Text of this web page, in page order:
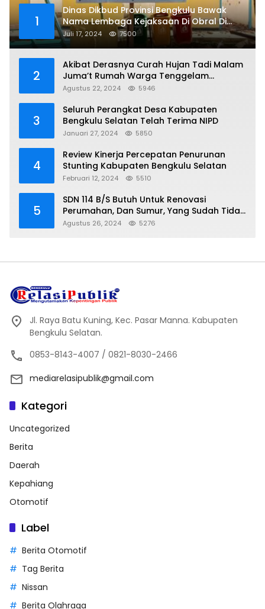
1
Dinas Dikbud Provinsi Bengkulu Bawak
Nama Lembaga Kejaksaan Di Obral Di
Papan Nama Proyek, Ada Apa?
Juli 17, 2024 7500
2
Akibat Derasnya Curah Hujan Tadi Malam
Juma’t Rumah Warga Tenggelam
Mencapai Dua Miter
Agustus 22, 2024 5946
3
Seluruh Perangkat Desa Kabupaten
Januari 27, 2024 5850
4
Review Kinerja Percepatan Penurunan
Februari 12, 2024 5510
5
SDN 114 B/S Butuh Untuk Renovasi
Perumahan, Dan Sumur, Yang Sudah Tidak
Layak Lagi Di Gunakan
Agustus 26, 2024 5276
Jl. Raya Batu Kuning, Kec. Pasar Manna. Kabupaten
Bengkulu Selatan.
0853-8143-4007 / 0821-8030-2466
mediarelasipublik@gmail.com
Kategori
Uncategorized
Berita
Daerah
Kepahiang
Otomotif
Label
Berita Otomotif
Tag Berita
Nissan
Berita Olahraga